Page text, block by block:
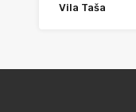
Vila Taša